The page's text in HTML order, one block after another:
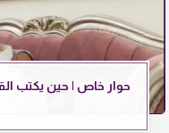
حوار خاص | حين يكتب